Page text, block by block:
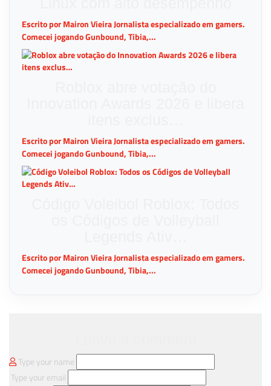
Escrito por Mairon Vieira Jornalista especializado em gamers.
Comecei jogando Gunbound, Tibia,...
Escrito por Mairon Vieira Jornalista especializado em gamers.
Comecei jogando Gunbound, Tibia,...
Escrito por Mairon Vieira Jornalista especializado em gamers.
Comecei jogando Gunbound, Tibia,...
Type your name
Type your email